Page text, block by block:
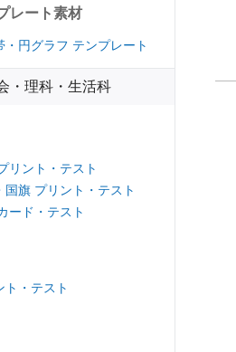
レート素材
・円グラフ テンプレート
理科・生活科
リント・テスト
国旗 プリント・テスト
ード・テスト
ト・テスト